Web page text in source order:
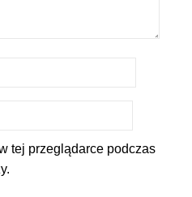
tej przeglądarce podczas